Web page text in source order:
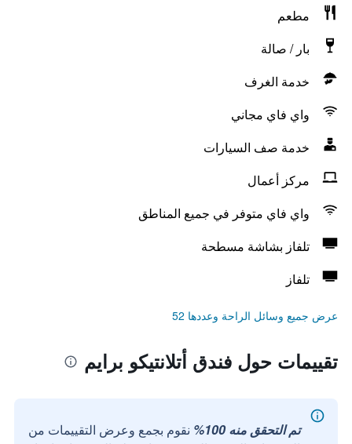
مطعم
بار / صالة
خدمة الغرف
واي فاي مجاني
خدمة صف السيارات
مركز أعمال
واي فاي متوفر في جميع المناطق
تلفاز بشاشة مسطحة
تلفاز
عرض جميع وسائل الراحة وعددها 52
تقييمات حول فندق أتلانتيكو برايم
تم التحقق منه 100%
نقوم بجمع وعرض التقييمات من